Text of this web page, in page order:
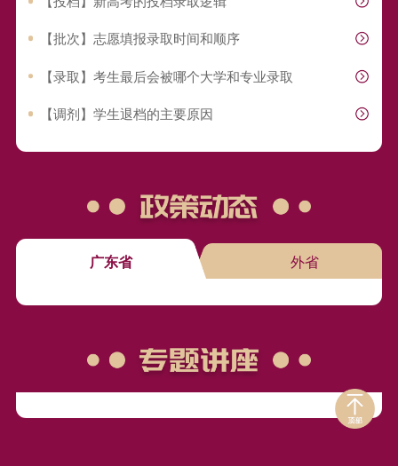
【批次】志愿填报录取时间和顺序
【录取】考生最后会被哪个大学和专业录取
【调剂】学生退档的主要原因
广东省 外省